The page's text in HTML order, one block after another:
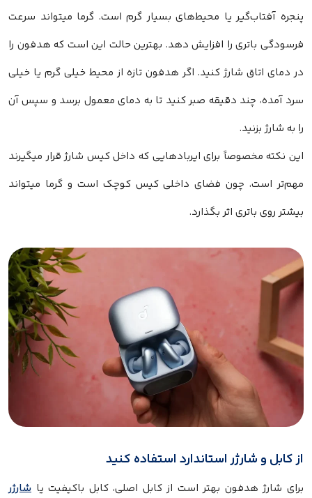
پنجره آفتاب‌گیر یا محیط‌های بسیار گرم است. گرما میتواند سرعت
فرسودگی باتری را افزایش دهد. بهترین حالت این است که هدفون را
در دمای اتاق شارژ کنید. اگر هدفون تازه از محیط خیلی گرم یا خیلی
سرد آمده، چند دقیقه صبر کنید تا به دمای معمول برسد و سپس آن
را به شارژ بزنید.
این نکته مخصوصاً برای ایربادهایی که داخل کیس شارژ قرار میگیرند
مهم‌تر است، چون فضای داخلی کیس کوچک است و گرما میتواند
بیشتر روی باتری اثر بگذارد.
از کابل و شارژر استاندارد استفاده کنید
برای شارژ هدفون بهتر است از کابل اصلی، کابل باکیفیت یا شارژر